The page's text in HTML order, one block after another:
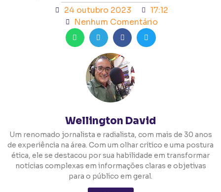
24 outubro 2023
17:12
Nenhum Comentário
Wellington David
Um renomado jornalista e radialista, com mais de 30 anos
de experiência na área. Com um olhar crítico e uma postura
ética, ele se destacou por sua habilidade em transformar
notícias complexas em informações claras e objetivas
para o público em geral.